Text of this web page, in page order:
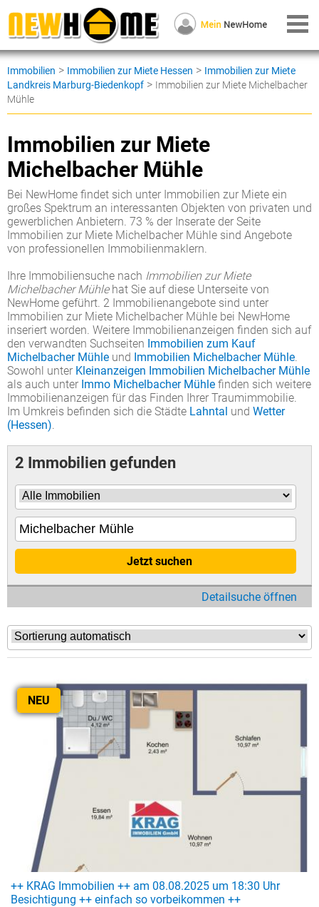
Immobilien > Immobilien zur Miete Hessen > Immobilien zur Miete
Landkreis Marburg-Biedenkopf > Immobilien zur Miete Michelbacher
Mühle
Immobilien zur Miete
Michelbacher Mühle
Bei NewHome findet sich unter Immobilien zur Miete ein
großes Spektrum an interessanten Objekten von privaten und
gewerblichen Anbietern. 73 % der Inserate der Seite
Immobilien zur Miete Michelbacher Mühle sind Angebote
von professionellen Immobilienmaklern.
Ihre Immobiliensuche nach Immobilien zur Miete
Michelbacher Mühlehat Sie auf diese Unterseite von
NewHome geführt. 2 Immobilienangebote sind unter
Immobilien zur Miete Michelbacher Mühle bei NewHome
inseriert worden. Weitere Immobilienanzeigen finden sich auf
den verwandten Suchseiten Immobilien zum Kauf
Michelbacher Mühle und Immobilien Michelbacher Mühle.
Sowohl unter Kleinanzeigen Immobilien Michelbacher Mühle
als auch unter Immo Michelbacher Mühle finden sich weitere
Immobilienanzeigen für das Finden Ihrer Traumimmobilie.
Im Umkreis befinden sich die Städte Lahntal und Wetter
(Hessen).
2 Immobilien gefunden
Jetzt suchen
Detailsuche öffnen
NEU
++ KRAG Immobilien ++ am 08.08.2025 um 18:30 Uhr
Besichtigung ++ einfach so vorbeikommen ++